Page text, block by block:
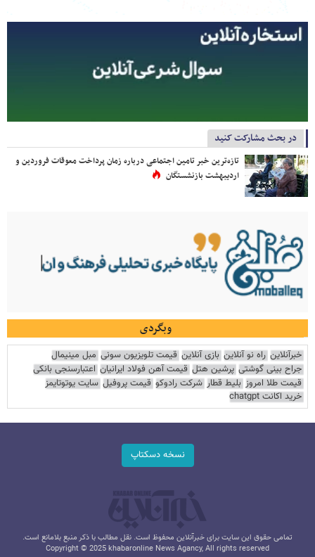
در بحث مشارکت کنید
تازه‌ترین خبر تامین اجتماعی درباره زمان پرداخت معوقات فروردین و
اردیبهشت بازنشستگان
وبگردی
خبرآنلاین راه نو آنلاین بازی آنلاین قیمت تلویزیون سونی مبل مینیمال
جراح بینی گوشتی پرشین هتل قیمت آهن فولاد ایرانیان اعتبارسنجی بانکی
قیمت طلا امروز بلیط قطار شرکت رادوکو قیمت پروفیل سایت یوتوتایمز
خرید اکانت chatgpt
نسخه دسکتاپ
تمامی حقوق این سایت برای خبرآنلاین محفوظ است. نقل مطالب با ذکر منبع بلامانع است.
Copyright © 2025 khabaronline News Agancy, All rights reserved